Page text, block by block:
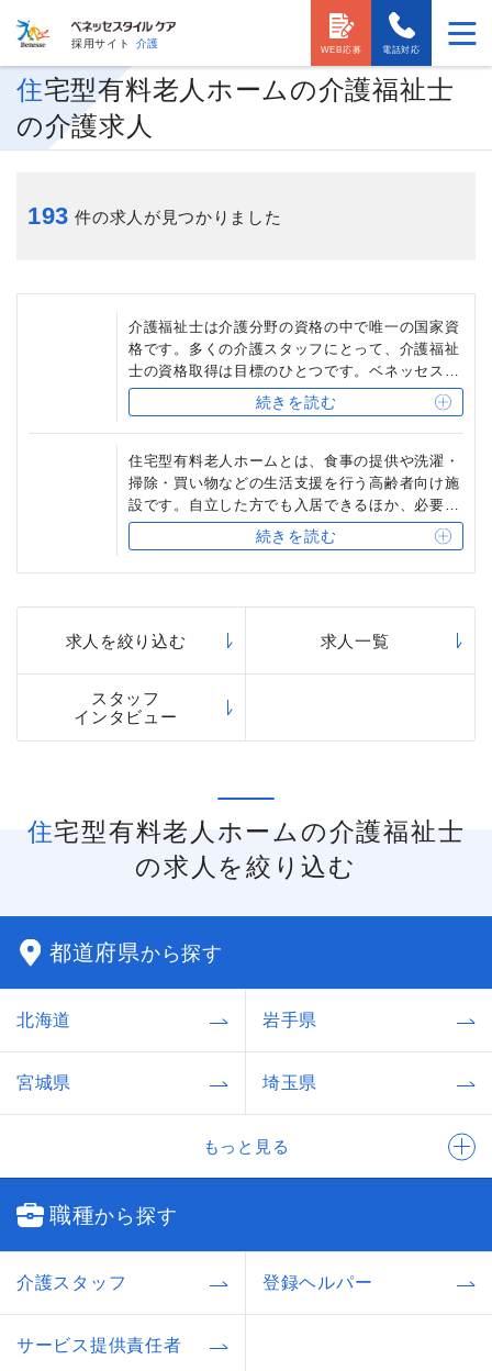
採用サイト 介護
電話対応
WEB応募
住宅型有料老人ホームの介護福祉士
の介護求人
193 件の求人が見つかりました
介護福祉士は介護分野の資格の中で唯一の国家資
格です。多くの介護スタッフにとって、介護福祉
士の資格取得は目標のひとつです。ベネッセスタ
イルケアを始め、介護福祉士保有者には相当の資
格手当を支給する介護事業会社も少なくなく、ま
た、他の介護事業会社への転職時にも有利になる
場合もあります。
続きを読む
住宅型有料老人ホームとは、食事の提供や洗濯・
掃除・買い物などの生活支援を行う高齢者向け施
設です。自立した方でも入居できるほか、必要に
応じて外部の訪問介護サービスや通所介護サービ
スを受けることができます。ベネッセスタイルケ
アの住宅型有料老人ホームでは、併設の訪問事業
続きを読む
求人を絞り込む 求人一覧
スタッフ
インタビュー
住宅型有料老人ホームの介護福祉士
の求人を絞り込む
都道府県から探す
北海道 岩手県
宮城県 埼玉県
もっと見る
職種から探す
介護スタッフ 登録ヘルパー
サービス提供責任者